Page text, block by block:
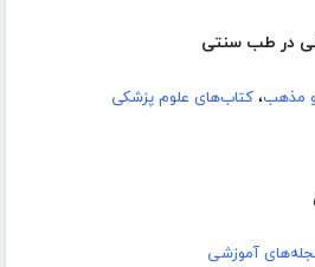
در طب سنتی
و مذهب، کتاب‌های علوم پزشکی
آموزشی